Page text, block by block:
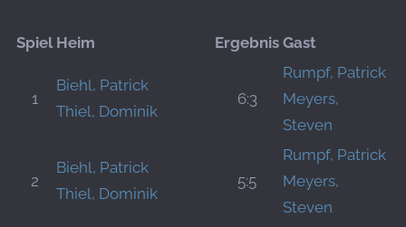
Spiel Heim Ergebnis Gast
1
Biehl, Patrick
Thiel, Dominik
6:3
Rumpf, Patrick
Meyers,
Steven
2
Biehl, Patrick
Thiel, Dominik
5:5
Rumpf, Patrick
Meyers,
Steven